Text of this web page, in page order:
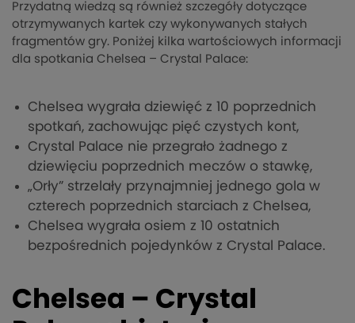
Przydatną wiedzą są również szczegóły dotyczące
otrzymywanych kartek czy wykonywanych stałych
fragmentów gry. Poniżej kilka wartościowych informacji
dla spotkania Chelsea – Crystal Palace:
Chelsea wygrała dziewięć z 10 poprzednich
spotkań, zachowując pięć czystych kont,
Crystal Palace nie przegrało żadnego z
dziewięciu poprzednich meczów o stawkę,
„Orły” strzelały przynajmniej jednego gola w
czterech poprzednich starciach z Chelsea,
Chelsea wygrała osiem z 10 ostatnich
bezpośrednich pojedynków z Crystal Palace.
Chelsea – Crystal